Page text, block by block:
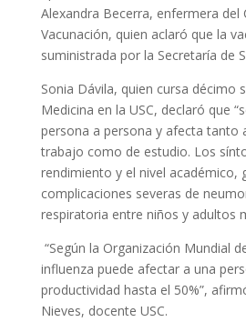
Alexandra Becerra, enfermera del
Vacunación, quien aclaró que la
suministrada por la Secretaría de
Sonia Dávila, quien cursa décimo
Medicina en la USC, declaró que
persona a persona y afecta tanto
trabajo como de estudio. Los
rendimiento y el nivel académico,
complicaciones severas de
respiratoria entre niños y adultos
“Según la Organización Mundial
influenza puede afectar a una
productividad hasta el 50%”,
Nieves, docente USC.